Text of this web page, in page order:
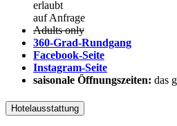
erlaubt
auf Anfrage
Adults only
360-Grad-Rundgang
Facebook-Seite
Instagram-Seite
saisonale Öffnungszeiten: das
Hotelausstattung